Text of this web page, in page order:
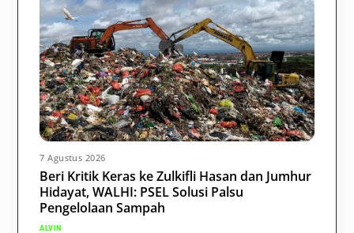
7 Agustus 2026
Beri Kritik Keras ke Zulkifli Hasan dan Jumhur
Hidayat, WALHI: PSEL Solusi Palsu
Pengelolaan Sampah
ALVIN